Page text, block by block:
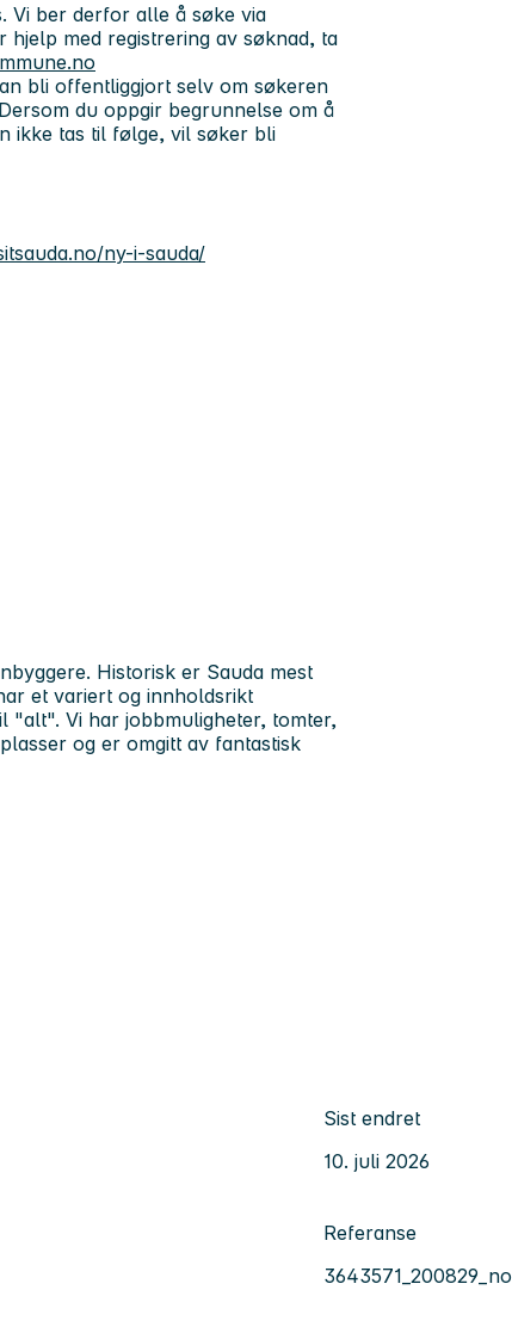
Vi ber derfor alle å søke via
med registrering av søknad, ta
bli offentliggjort selv om søkeren
du oppgir begrunnelse om å
ikke tas til følge, vil søker bli
ny-i-sauda/
Historisk er Sauda mest
et variert og innholdsrikt
"alt". Vi har jobbmuligheter, tomter,
og er omgitt av fantastisk
Sist endret
10. juli 2026
Referanse
3643571_200829_no